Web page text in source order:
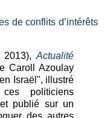
de conflits d’intérêts
Actualité
Caroll Azoulay
Israël", illustré
politiciens
publié sur un